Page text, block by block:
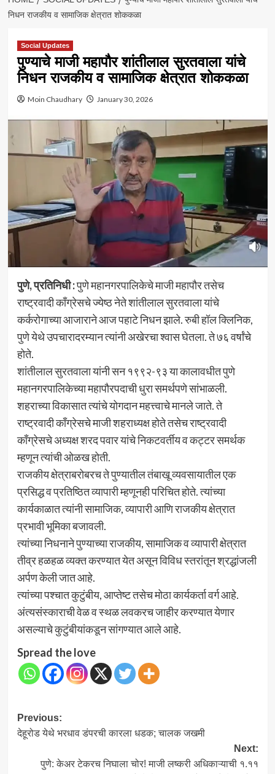
निधन राजकीय व सामाजिक क्षेत्रात शोककळा
Social Updates
पुण्याचे माजी महापौर शांतीलाल सुरतवाला यांचे
निधन राजकीय व सामाजिक क्षेत्रात शोककळा
Moin Chaudhary January 30, 2026
पुणे, प्रतिनिधी :पुणे महानगरपालिकेचे माजी महापौर तसेच
राष्ट्रवादी काँग्रेसचे ज्येष्ठ नेते शांतीलाल सुरतवाला यांचे
कर्करोगाच्या आजाराने आज पहाटे निधन झाले. रुबी हॉल क्लिनिक,
पुणे येथे उपचारादरम्यान त्यांनी अखेरचा श्वास घेतला. ते ७६ वर्षांचे
होते.
शांतीलाल सुरतवाला यांनी सन १९९२-९३ या कालावधीत पुणे
महानगरपालिकेच्या महापौरपदाची धुरा समर्थपणे सांभाळली.
शहराच्या विकासात त्यांचे योगदान महत्त्वाचे मानले जाते. ते
राष्ट्रवादी काँग्रेसचे माजी शहराध्यक्ष होते तसेच राष्ट्रवादी
काँग्रेसचे अध्यक्ष शरद पवार यांचे निकटवर्तीय व कट्टर समर्थक
म्हणून त्यांची ओळख होती.
राजकीय क्षेत्राबरोबरच ते पुण्यातील तंबाखू व्यवसायातील एक
प्रसिद्ध व प्रतिष्ठित व्यापारी म्हणूनही परिचित होते. त्यांच्या
कार्यकाळात त्यांनी सामाजिक, व्यापारी आणि राजकीय क्षेत्रात
प्रभावी भूमिका बजावली.
त्यांच्या निधनाने पुण्याच्या राजकीय, सामाजिक व व्यापारी क्षेत्रात
तीव्र हळहळ व्यक्त करण्यात येत असून विविध स्तरांतून श्रद्धांजली
अर्पण केली जात आहे.
त्यांच्या पश्चात कुटुंबीय, आप्तेष्ट तसेच मोठा कार्यकर्ता वर्ग आहे.
अंत्यसंस्काराची वेळ व स्थळ लवकरच जाहीर करण्यात येणार
असल्याचे कुटुंबीयांकडून सांगण्यात आले आहे.
Spread the love
Post
navigation
Previous:
देहूरोड येथे भरधाव डंपरची कारला धडक; चालक जखमी
Next:
पुणे: केअर टेकरच निघाला चोर! माजी लष्करी अधिकाऱ्याची १.११